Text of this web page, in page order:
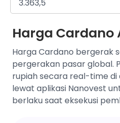
Harga Cardano
Harga Cardano bergerak
pergerakan pasar global.
rupiah secara real-time di
lewat aplikasi Nanovest
berlaku saat eksekusi